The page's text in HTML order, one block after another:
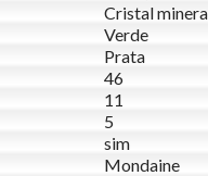
Cristal
Verde
Prata
46
11
5
sim
Mondaine